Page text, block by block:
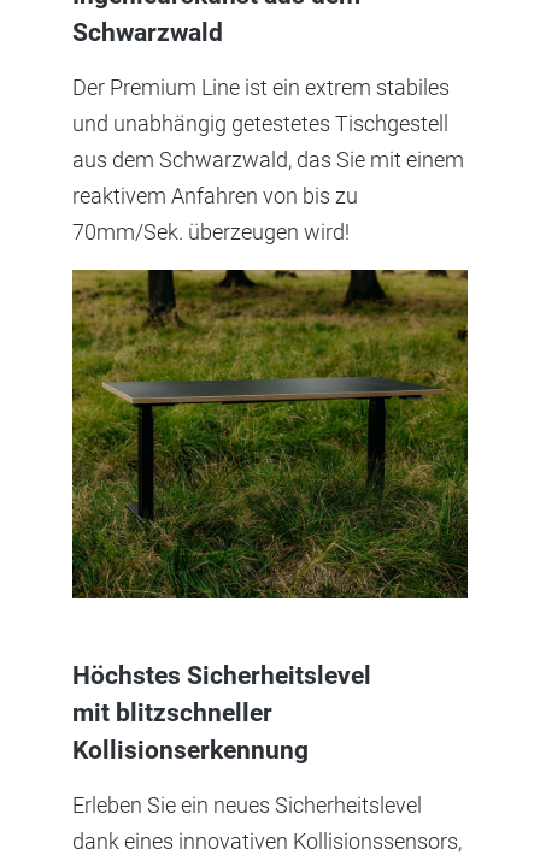
Schwarzwald
Der Premium Line ist ein extrem stabiles
und unabhängig getestetes Tischgestell
aus dem Schwarzwald, das Sie mit einem
reaktivem Anfahren von bis zu
70mm/Sek. überzeugen wird!
Höchstes Sicherheitslevel
mit blitzschneller
Kollisionserkennung
Erleben Sie ein neues Sicherheitslevel
dank eines innovativen Kollisionssensors,